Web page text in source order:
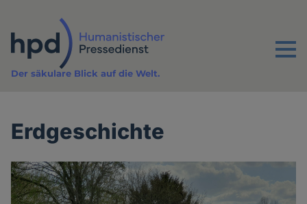
Inhalt
Menu
Der säkulare Blick auf die Welt.
Erdgeschichte